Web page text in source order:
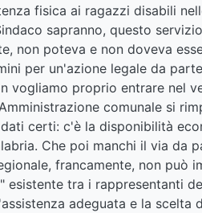
fisica ai ragazzi disabili
sapranno, questo
non poteva e non doveva
per un'azione legale da
vogliamo proprio entrare nel
comunale si
certi: c'è la disponibilità
Che poi manchi il via da
francamente, non può
tra i rappresentanti
adeguata e la scelta